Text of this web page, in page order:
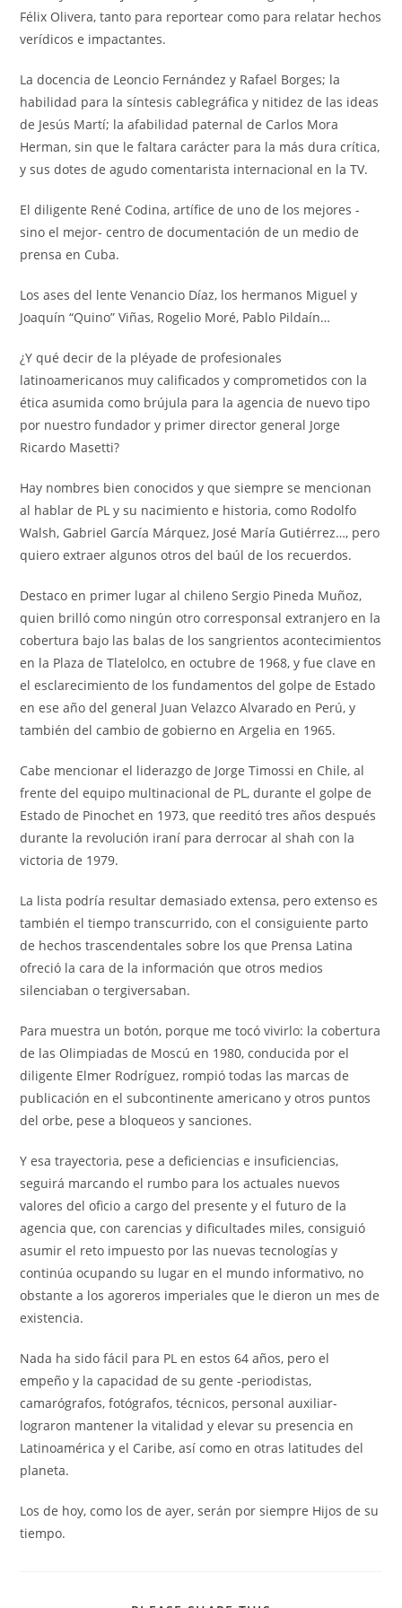
Félix Olivera, tanto para reportear como para relatar hechos
verídicos e impactantes.
La docencia de Leoncio Fernández y Rafael Borges; la
habilidad para la síntesis cablegráfica y nitidez de las ideas
de Jesús Martí; la afabilidad paternal de Carlos Mora
Herman, sin que le faltara carácter para la más dura crítica,
y sus dotes de agudo comentarista internacional en la TV.
El diligente René Codina, artífice de uno de los mejores -
sino el mejor- centro de documentación de un medio de
prensa en Cuba.
Los ases del lente Venancio Díaz, los hermanos Miguel y
Joaquín “Quino” Viñas, Rogelio Moré, Pablo Pildaín…
¿Y qué decir de la pléyade de profesionales
latinoamericanos muy calificados y comprometidos con la
ética asumida como brújula para la agencia de nuevo tipo
por nuestro fundador y primer director general Jorge
Ricardo Masetti?
Hay nombres bien conocidos y que siempre se mencionan
al hablar de PL y su nacimiento e historia, como Rodolfo
Walsh, Gabriel García Márquez, José María Gutiérrez…, pero
quiero extraer algunos otros del baúl de los recuerdos.
Destaco en primer lugar al chileno Sergio Pineda Muñoz,
quien brilló como ningún otro corresponsal extranjero en la
cobertura bajo las balas de los sangrientos acontecimientos
en la Plaza de Tlatelolco, en octubre de 1968, y fue clave en
el esclarecimiento de los fundamentos del golpe de Estado
en ese año del general Juan Velazco Alvarado en Perú, y
también del cambio de gobierno en Argelia en 1965.
Cabe mencionar el liderazgo de Jorge Timossi en Chile, al
frente del equipo multinacional de PL, durante el golpe de
Estado de Pinochet en 1973, que reeditó tres años después
durante la revolución iraní para derrocar al shah con la
victoria de 1979.
La lista podría resultar demasiado extensa, pero extenso es
también el tiempo transcurrido, con el consiguiente parto
de hechos trascendentales sobre los que Prensa Latina
ofreció la cara de la información que otros medios
silenciaban o tergiversaban.
Para muestra un botón, porque me tocó vivirlo: la cobertura
de las Olimpiadas de Moscú en 1980, conducida por el
diligente Elmer Rodríguez, rompió todas las marcas de
publicación en el subcontinente americano y otros puntos
del orbe, pese a bloqueos y sanciones.
Y esa trayectoria, pese a deficiencias e insuficiencias,
seguirá marcando el rumbo para los actuales nuevos
valores del oficio a cargo del presente y el futuro de la
agencia que, con carencias y dificultades miles, consiguió
asumir el reto impuesto por las nuevas tecnologías y
continúa ocupando su lugar en el mundo informativo, no
obstante a los agoreros imperiales que le dieron un mes de
existencia.
Nada ha sido fácil para PL en estos 64 años, pero el
empeño y la capacidad de su gente -periodistas,
camarógrafos, fotógrafos, técnicos, personal auxiliar-
lograron mantener la vitalidad y elevar su presencia en
Latinoamérica y el Caribe, así como en otras latitudes del
planeta.
Los de hoy, como los de ayer, serán por siempre Hijos de su
tiempo.